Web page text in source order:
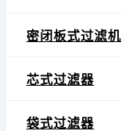
密闭板式过滤机
芯式过滤器
袋式过滤器